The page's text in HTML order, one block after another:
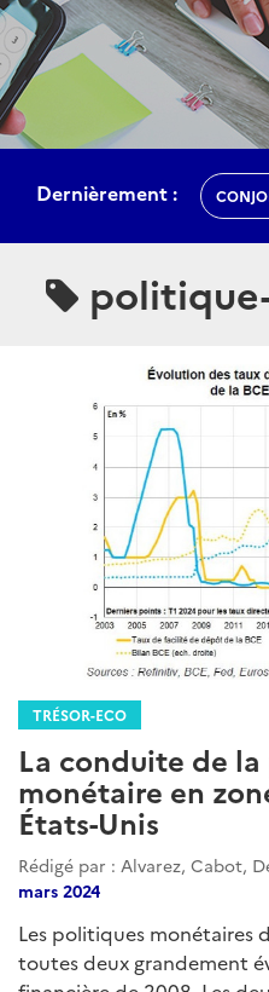
Dernièrement :
TRÉSOR-ECO
La conduite de
monétaire en
États-Unis
Rédigé par : Alvarez, Cabot,
mars 2024
Les politiques monétaires
toutes deux grandement